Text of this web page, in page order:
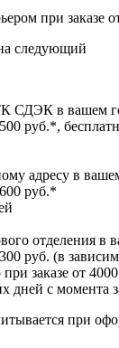
при заказе
следующий
СДЭК в вашем
руб.*,
адресу в
руб.*
отделения в
руб. (в
заказе от
дней с момента
при